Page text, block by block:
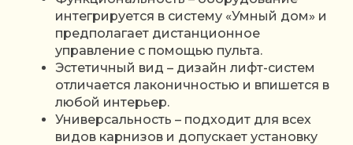
интегрируется в систему «Умный дом» и
предполагает дистанционное
управление с помощью пульта.
Эстетичный вид – дизайн лифт-систем
отличается лаконичностью и впишется в
любой интерьер.
Универсальность – подходит для всех
видов карнизов и допускает установку